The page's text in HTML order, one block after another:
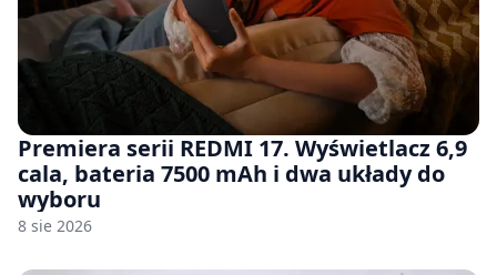
Premiera serii REDMI 17. Wyświetlacz 6,9
cala, bateria 7500 mAh i dwa układy do
wyboru
8 sie 2026